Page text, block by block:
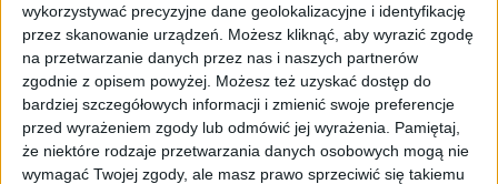
wykorzystywać precyzyjne dane geolokalizacyjne i identyfikację
przez skanowanie urządzeń. Możesz kliknąć, aby wyrazić zgodę
na przetwarzanie danych przez nas i naszych partnerów
zgodnie z opisem powyżej. Możesz też uzyskać dostęp do
bardziej szczegółowych informacji i zmienić swoje preferencje
przed wyrażeniem zgody lub odmówić jej wyrażenia.
Pamiętaj,
że niektóre rodzaje przetwarzania danych osobowych mogą nie
wymagać Twojej zgody, ale masz prawo sprzeciwić się takiemu
STARTUPY
25 najlepszych polskich startupów.
Edycja 2022
Kuba Dobroszek 05.09.2022